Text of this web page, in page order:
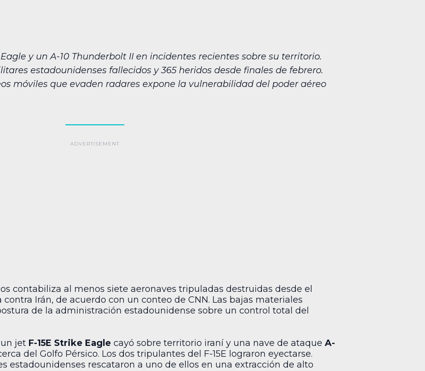
y un A-10 Thunderbolt II en incidentes recientes sobre su territorio.
estadounidenses fallecidos y 365 heridos desde finales de febrero.
móviles que evaden radares expone la vulnerabilidad del poder aéreo
contabiliza al menos siete aeronaves tripuladas destruidas desde el
Irán, de acuerdo con un conteo de CNN. Las bajas materiales
de la administración estadounidense sobre un control total del
jet F-15E Strike Eagle cayó sobre territorio iraní y una nave de ataque A-
del Golfo Pérsico. Los dos tripulantes del F-15E lograron eyectarse.
estadounidenses rescataron a uno de ellos en una extracción de alto